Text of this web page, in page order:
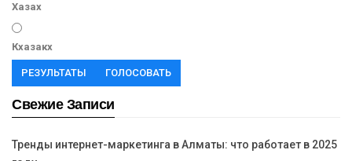
Хазах
Кхазакх
РЕЗУЛЬТАТЫ ГОЛОСОВАТЬ
Свежие Записи
Тренды интернет-маркетинга в Алматы: что работает в 2025